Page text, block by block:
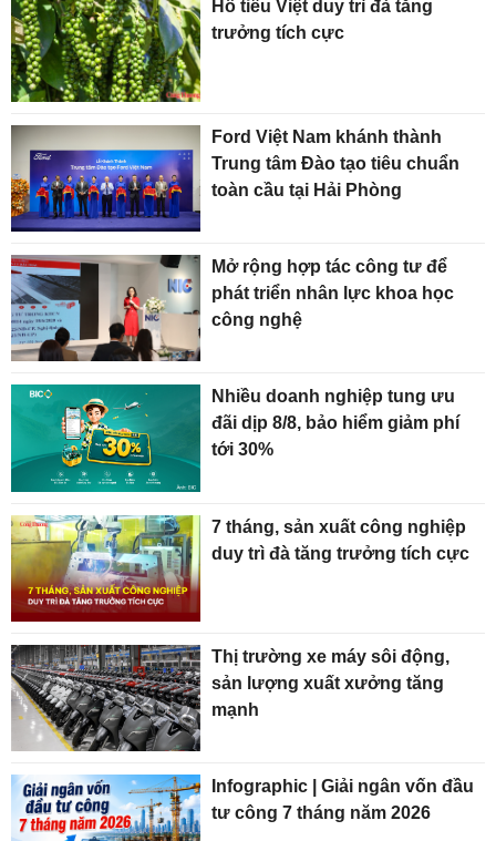
Hồ tiêu Việt duy trì đà tăng
trưởng tích cực
Ford Việt Nam khánh thành
Trung tâm Đào tạo tiêu chuẩn
toàn cầu tại Hải Phòng
Mở rộng hợp tác công tư để
phát triển nhân lực khoa học
công nghệ
Nhiều doanh nghiệp tung ưu
đãi dịp 8/8, bảo hiểm giảm phí
tới 30%
7 tháng, sản xuất công nghiệp
duy trì đà tăng trưởng tích cực
Thị trường xe máy sôi động,
sản lượng xuất xưởng tăng
mạnh
Infographic | Giải ngân vốn đầu
tư công 7 tháng năm 2026